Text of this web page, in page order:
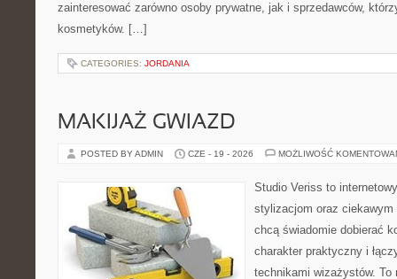
zainteresować zarówno osoby prywatne, jak i sprzedawców,
kosmetyków. […]
CATEGORIES: JORDANIA
MAKIJAŻ GWIAZD
POSTED BY ADMIN CZE - 19 - 2026 MOŻLIWOŚĆ
Studio Veriss to
stylizacjom oraz ciekawym
chcą świadomie dobierać
charakter praktyczny i
technikami wizażystów. To